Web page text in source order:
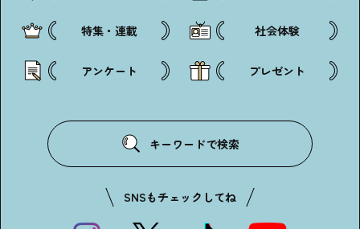
特集・連載 社会体験
アンケート プレゼント
キーワードで検索
SNSもチェックしてね